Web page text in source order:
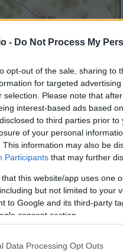
- Do Not Process My
opt-out of the sale, sharing to
for targeted
selection. Please note that
interest-based ads based
to third parties prior
of your personal
This information may also be
Participants that may further
that this website/app uses one
but not limited to your
to Google and its third-party
consent section.
Data Processing Opt Outs